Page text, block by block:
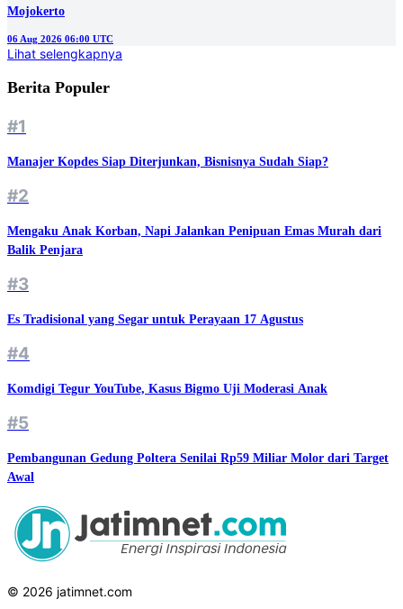
Mojokerto
06 Aug 2026 06:00 UTC
Lihat selengkapnya
Berita Populer
#1
Manajer Kopdes Siap Diterjunkan, Bisnisnya Sudah Siap?
#2
Mengaku Anak Korban, Napi Jalankan Penipuan Emas Murah dari
Balik Penjara
#3
Es Tradisional yang Segar untuk Perayaan 17 Agustus
#4
Komdigi Tegur YouTube, Kasus Bigmo Uji Moderasi Anak
#5
Pembangunan Gedung Poltera Senilai Rp59 Miliar Molor dari Target
Awal
© 2026 jatimnet.com